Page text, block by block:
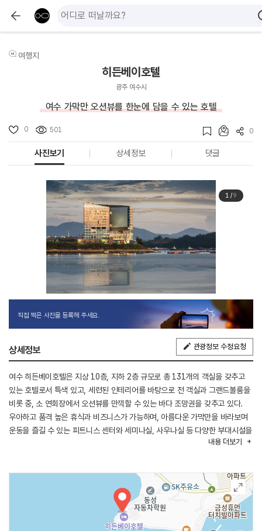
여행지
히든베이호텔
광주 여수시
여수 가막만 오션뷰를 한눈에 담을 수 있는 호텔
0 501 0
사진보기 상세정보 댓글
1/9
직접 찍은 사진을 등록해 주세요.
상세정보 관광정보 수정요청
여수 히든베이호텔은 지상 10층, 지하 2층 규모로 총 131개의 객실을 갖추고
있는 호텔로서 특색 있고, 세련된 인테리어를 바탕으로 전 객실과 그랜드볼룸을
비롯 중, 소 연회장에서 오션뷰를 만끽할 수 있는 바다 조망권을 갖추고 있다.
우아하고 품격 높은 휴식과 비즈니스가 가능하며, 아름다운 가막만을 바라보며
운동을 즐길 수 있는 피트니스 센터와 세미나실, 사우나실 등 다양한 부대시설을
내용 더보기